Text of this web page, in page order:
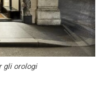
gli orologi